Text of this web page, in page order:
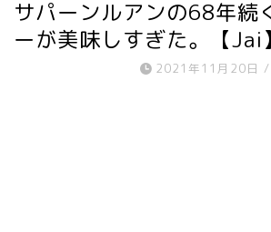
サパーンルアンの68年続
ーが美味しすぎた。【Jai】
2021年11月20日 /